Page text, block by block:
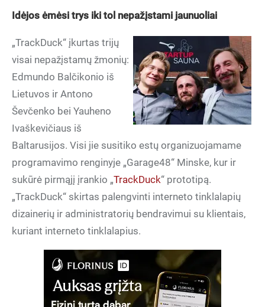
Idėjos ėmėsi trys iki tol nepažįstami jaunuoliai
„TrackDuck“ įkurtas trijų
visai nepažįstamų žmonių:
Edmundo Balčikonio iš
Lietuvos ir Antono
Ševčenko bei Yauheno
Ivaškevičiaus iš
Baltarusijos. Visi jie susitiko estų organizuojamame
programavimo renginyje „Garage48“ Minske, kur ir
sukūrė pirmąjį įrankio „TrackDuck“ prototipą.
„TrackDuck“ skirtas palengvinti interneto tinklalapių
dizainerių ir administratorių bendravimui su klientais,
kuriant interneto tinklalapius.